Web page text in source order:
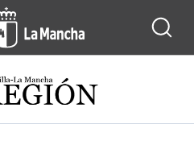
de Castilla-La